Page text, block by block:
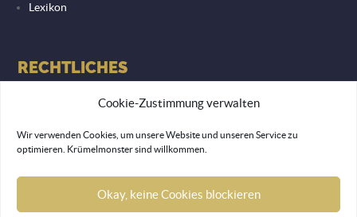
Cookie-Zustimmung verwalten
Wir verwenden Cookies, um unsere Website und unseren Service zu
optimieren. Krümelmonster sind willkommen.
Okay, keine Cookies blockieren
Lexikon
RECHTLICHES
© 2026 Lemon Monkey Network GmbH